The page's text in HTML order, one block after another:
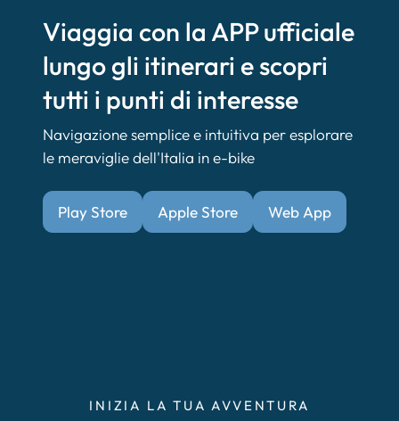
Viaggia con la APP ufficiale
lungo gli itinerari e scopri
tutti i punti di interesse
Navigazione semplice e intuitiva per esplorare
le meraviglie dell'Italia in e-bike
Play Store Apple Store Web App
INIZIA LA TUA AVVENTURA